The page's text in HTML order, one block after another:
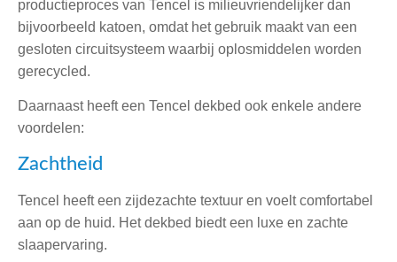
productieproces van Tencel is milieuvriendelijker dan
bijvoorbeeld katoen, omdat het gebruik maakt van een
gesloten circuitsysteem waarbij oplosmiddelen worden
gerecycled.
Daarnaast heeft een Tencel dekbed ook enkele andere
voordelen:
Zachtheid
Tencel heeft een zijdezachte textuur en voelt comfortabel
aan op de huid. Het dekbed biedt een luxe en zachte
slaapervaring.